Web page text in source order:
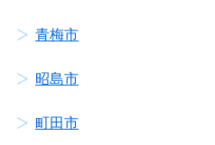
青梅市
昭島市
町田市